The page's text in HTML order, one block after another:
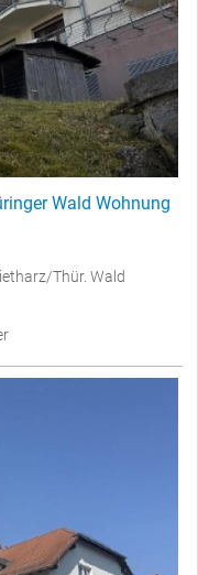
Wald Wohnung
Thür. Wald